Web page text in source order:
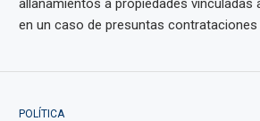
allanamientos a propiedades vinculadas
en un caso de presuntas contrataciones
POLÍTICA